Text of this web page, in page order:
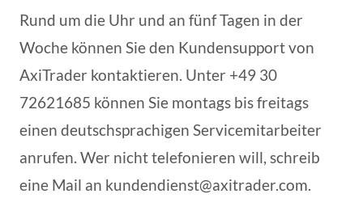
Rund um die Uhr und an fünf Tagen in der
Woche können Sie den Kundensupport von
AxiTrader kontaktieren. Unter +49 30
72621685 können Sie montags bis freitags
einen deutschsprachigen Servicemitarbeiter
anrufen. Wer nicht telefonieren will, schreib
eine Mail an kundendienst@axitrader.com.